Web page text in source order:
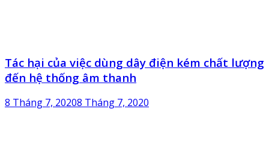
Tác hại của việc dùng dây điện kém chất lượng
đến hệ thống âm thanh
8 Tháng 7, 20208 Tháng 7, 2020